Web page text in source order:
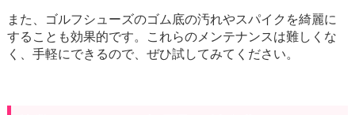
また、ゴルフシューズのゴム底の汚れやスパイクを綺麗に
することも効果的です。これらのメンテナンスは難しくな
く、手軽にできるので、ぜひ試してみてください。